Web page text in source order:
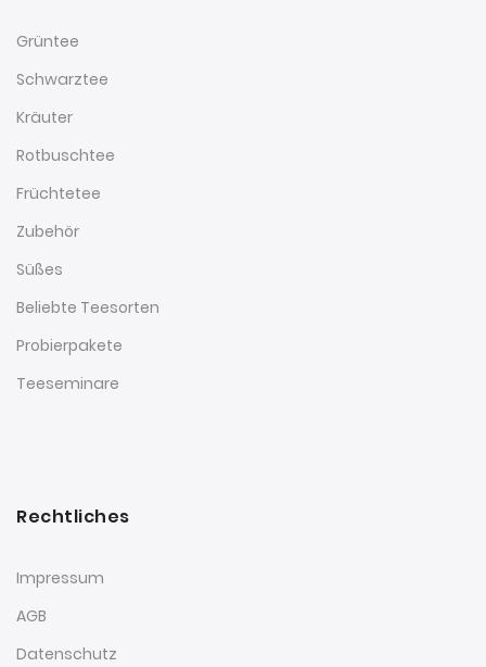
Grüntee
Schwarztee
Kräuter
Rotbuschtee
Früchtetee
Zubehör
Süßes
Beliebte Teesorten
Probierpakete
Teeseminare
Rechtliches
Impressum
AGB
Datenschutz